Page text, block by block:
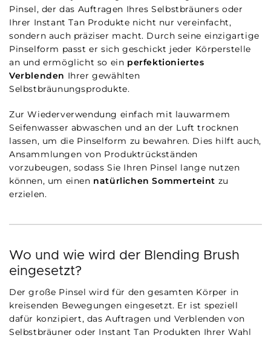
Pinsel, der das Auftragen Ihres Selbstbräuners oder
Ihrer Instant Tan Produkte nicht nur vereinfacht,
sondern auch präziser macht. Durch seine einzigartige
Pinselform passt er sich geschickt jeder Körperstelle
an und ermöglicht so ein perfektioniertes
Verblenden Ihrer gewählten
Selbstbräunungsprodukte.
Zur Wiederverwendung einfach mit lauwarmem
Seifenwasser abwaschen und an der Luft trocknen
lassen, um die Pinselform zu bewahren. Dies hilft auch,
Ansammlungen von Produktrückständen
vorzubeugen, sodass Sie Ihren Pinsel lange nutzen
können, um einen natürlichen Sommerteint zu
erzielen.
Wo und wie wird der Blending Brush
eingesetzt?
Der große Pinsel wird für den gesamten Körper in
kreisenden Bewegungen eingesetzt. Er ist speziell
dafür konzipiert, das Auftragen und Verblenden von
Selbstbräuner oder Instant Tan Produkten Ihrer Wahl